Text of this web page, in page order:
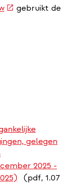
(externe
gebruikt de
gelegen
2025 -
(pdf, 1.07